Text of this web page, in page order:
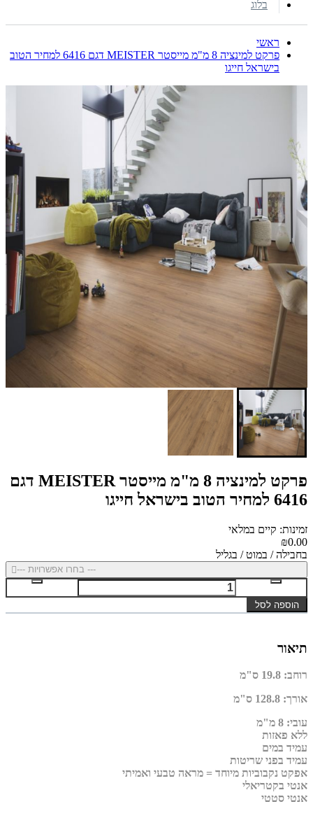
בלוג
ראשי
פרקט למינציה 8 מ"מ מייסטר MEISTER דגם 6416 למחיר הטוב
בישראל חייגו
פרקט למינציה 8 מ"מ מייסטר MEISTER דגם
6416 למחיר הטוב בישראל חייגו
זמינות: קיים במלאי
₪0.00
בחבילה / במוט / בגליל
--- בחרו אפשרויות ---
הוספה לסל
תיאור
רוחב: 19.8 ס"מ
אורך: 128.8 ס"מ
עובי: 8 מ"מ
ללא פאזות
עמיד במים
עמיד בפני שריטות
אפקט נקבוביות מיוחד = מראה טבעי ואמיתי
אנטי בקטריאלי
אנטי סטטי